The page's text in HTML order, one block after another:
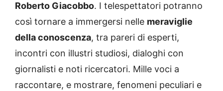
Roberto Giacobbo. I telespettatori potranno
così tornare a immergersi nelle meraviglie
della conoscenza, tra pareri di esperti,
incontri con illustri studiosi, dialoghi con
giornalisti e noti ricercatori. Mille voci a
raccontare, e mostrare, fenomeni peculiari e